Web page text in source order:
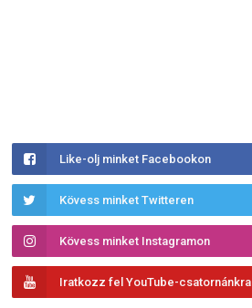
Like-olj minket Facebookon
Kövess minket Twitteren
Kövess minket Instagramon
Iratkozz fel YouTube-csatornánkra